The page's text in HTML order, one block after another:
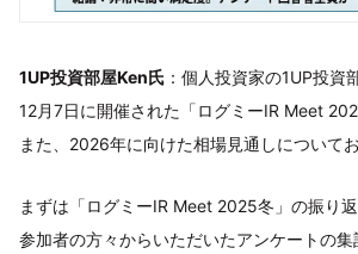
1UP投資部屋Ken氏 ：個人投資家の1UP投
12月7日に開催された「ログミーIR Meet
また、2026年に向けた相場見通しについてお
まずは「ログミーIR Meet 2025冬」の振り
参加者の方々からいただいたアンケートの